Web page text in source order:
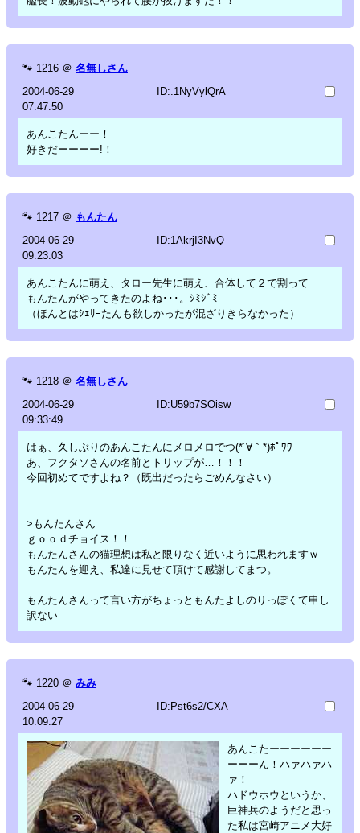
🐾 1216 ＠ 名無しさん
2004-06-29
07:47:50
ID:.1NyVylQrA
あんこたんーー！
好きだーーーー!！
🐾 1217 ＠ もんたん
2004-06-29
09:23:03
ID:1AkrjI3NvQ
あんこたんに萌え、タロー先生に萌え、合体して２で割って
もんたんがやってきたのよね･･･。ｼﾐｼﾞﾐ
（ほんとはｼｪﾘｰたんも欲しかったが混ざりきらなかった）
🐾 1218 ＠ 名無しさん
2004-06-29
09:33:49
ID:U59b7SOisw
はぁ、久しぶりのあんこたんにメロメロでつ(*´∀｀*)ﾎﾟﾜﾜ
あ、フクタソさんの名前とトリップが…！！！
今回初めてですよね？（既出だったらごめんなさい）
>もんたんさん
ｇｏｏｄチョイス！！
もんたんさんの猫理想は私と限りなく近いように思われますｗ
もんたんを迎え、私達に見せて頂けて感謝してまつ。
もんたんさんって言い方がちょっともんたよしのりっぽくて申し
訳ない
🐾 1220 ＠ みみ
2004-06-29
10:09:27
ID:Pst6s2/CXA
あんこたーーーーーー
ーーーん！ハァハァハ
ァ！
ハドウホウというか、
巨神兵のようだと思っ
た私は宮崎アニメ大好